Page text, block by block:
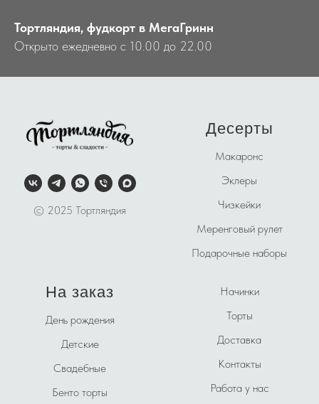
Тортляндия, фудкорт в МегаГринн
Открыто ежедневно с 10.00 до 22.00
© 2025 Тортляндия
Десерты
Макаронс
Эклеры
Чизкейки
Меренговый рулет
Подарочные наборы
На заказ
День рождения
Детские
Свадебные
Бенто торты
Начинки
Торты
Доставка
Контакты
Работа у нас